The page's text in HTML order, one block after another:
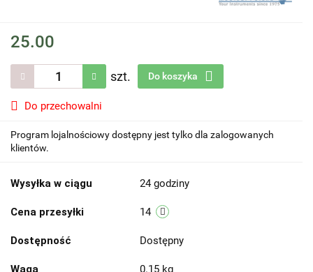
25.00
szt. Do koszyka
Do przechowalni
Program lojalnościowy dostępny jest tylko dla zalogowanych
klientów.
Wysyłka w ciągu 24 godziny
Cena przesyłki 14
Dostępność Dostępny
Waga 0.15 kg